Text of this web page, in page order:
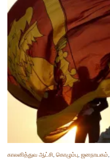
காலனித்துவ ஆட்சி, கொழும்பு, ஜனநாயகம்,